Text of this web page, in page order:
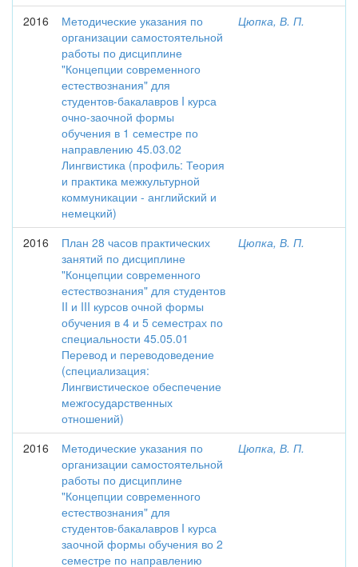
2016
Методические указания по
организации самостоятельной
работы по дисциплине
"Концепции современного
естествознания" для
студентов-бакалавров I курса
очно-заочной формы
обучения в 1 семестре по
направлению 45.03.02
Лингвистика (профиль: Теория
и практика межкультурной
коммуникации - английский и
немецкий)
Цюпка, В. П.
2016
План 28 часов практических
занятий по дисциплине
"Концепции современного
естествознания" для студентов
II и III курсов очной формы
обучения в 4 и 5 семестрах по
специальности 45.05.01
Перевод и переводоведение
(специализация:
Лингвистическое обеспечение
межгосударственных
отношений)
Цюпка, В. П.
2016
Методические указания по
организации самостоятельной
работы по дисциплине
"Концепции современного
естествознания" для
студентов-бакалавров I курса
заочной формы обучения во 2
семестре по направлению
Цюпка, В. П.